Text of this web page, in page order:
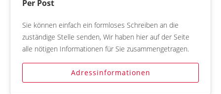
Per Post
Sie können einfach ein formloses Schreiben an die
zuständige Stelle senden, Wir haben hier auf der Seite
alle nötigen Informationen für Sie zusammengetragen.
Adressinformationen